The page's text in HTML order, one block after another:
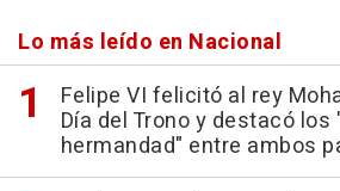
Lo más leído en Nacional
Felipe VI felicitó al rey
Día del Trono y destacó los
hermandad" entre ambos